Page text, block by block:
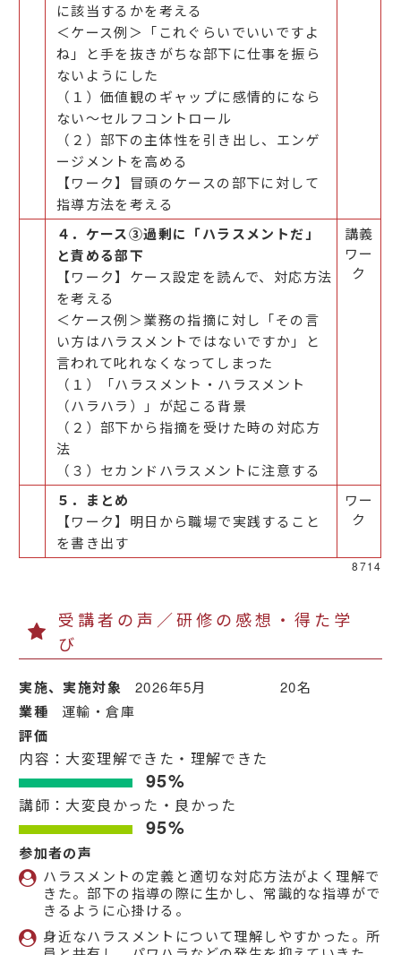
に該当するかを考える
＜ケース例＞「これぐらいでいいですよ
ね」と手を抜きがちな部下に仕事を振ら
ないようにした
（１）価値観のギャップに感情的になら
ない～セルフコントロール
（２）部下の主体性を引き出し、エンゲ
ージメントを高める
【ワーク】冒頭のケースの部下に対して
指導方法を考える
４．ケース③過剰に「ハラスメントだ」
と責める部下
【ワーク】ケース設定を読んで、対応方法
を考える
＜ケース例＞業務の指摘に対し「その言
い方はハラスメントではないですか」と
言われて叱れなくなってしまった
（１）「ハラスメント・ハラスメント
（ハラハラ）」が起こる背景
（２）部下から指摘を受けた時の対応方
法
（３）セカンドハラスメントに注意する
講義
ワー
ク
５．まとめ
【ワーク】明日から職場で実践すること
を書き出す
ワー
ク
8714
受講者の声／研修の感想・得た学
び
実施、実施対象 2026年5月 20名
業種 運輸・倉庫
評価
内容：大変理解できた・理解できた
95%
講師：大変良かった・良かった
95%
参加者の声
ハラスメントの定義と適切な対応方法がよく理解で
きた。部下の指導の際に生かし、常識的な指導がで
きるように心掛ける。
身近なハラスメントについて理解しやすかった。所